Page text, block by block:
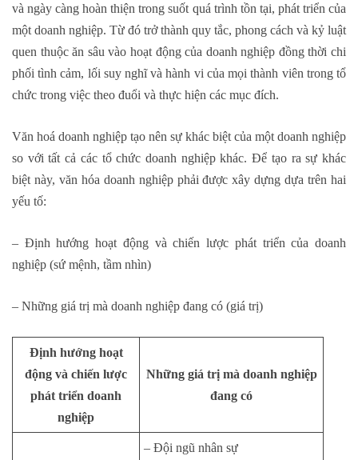
và ngày càng hoàn thiện trong suốt quá trình tồn tại, phát triển của
một doanh nghiệp. Từ đó trở thành quy tắc, phong cách và kỷ luật
quen thuộc ăn sâu vào hoạt động của doanh nghiệp đồng thời chi
phối tình cảm, lối suy nghĩ và hành vi của mọi thành viên trong tổ
chức trong việc theo đuổi và thực hiện các mục đích.
Văn hoá doanh nghiệp tạo nên sự khác biệt của một doanh nghiệp
so với tất cả các tổ chức doanh nghiệp khác. Để tạo ra sự khác
biệt này, văn hóa doanh nghiệp phải được xây dựng dựa trên hai
yếu tố:
– Định hướng hoạt động và chiến lược phát triển của doanh
nghiệp (sứ mệnh, tầm nhìn)
– Những giá trị mà doanh nghiệp đang có (giá trị)
Định hướng hoạt
động và chiến lược
phát triển doanh
nghiệp
Những giá trị mà doanh nghiệp
đang có
– Đội ngũ nhân sự